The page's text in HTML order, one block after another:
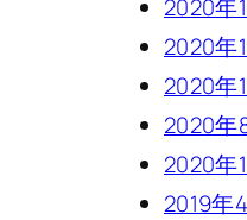
2020年
2020年
2020年
2020年
2020年
2019年